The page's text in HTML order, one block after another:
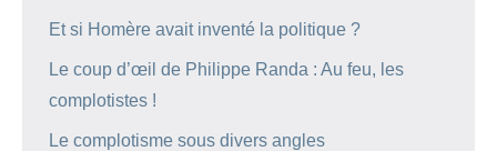
Et si Homère avait inventé la politique ?
Le coup d’œil de Philippe Randa : Au feu, les
complotistes !
Le complotisme sous divers angles